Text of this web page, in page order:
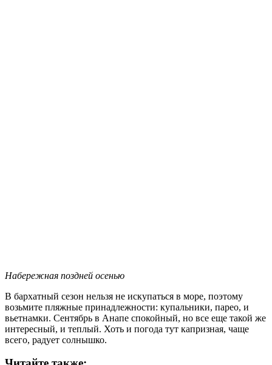
Набережная поздней осенью
В бархатный сезон нельзя не искупаться в море, поэтому
возьмите пляжные принадлежности: купальники, парео, и
вьетнамки. Сентябрь в Анапе спокойный, но все еще такой же
интересный, и теплый. Хоть и погода тут капризная, чаще
всего, радует солнышко.